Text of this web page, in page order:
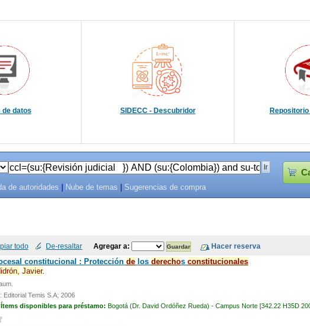
de datos SIDECC - Descubridor
de autoridades Nube de temas Sugerencias de compra
todo De-resaltar Agregar a:
constitucional : Protección delos derechos constitucionales
Javier.
Editorial Temis S.A; 2006
Ítems disponibles para préstamo: Bogotá (Dr. David Ordóñez Rueda) - Campus Norte [342.22 H35D